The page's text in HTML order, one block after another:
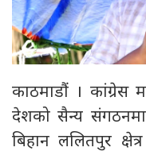
काठमाडौं । कांग्रेस
देशको सैन्य
बिहान ललितपुर